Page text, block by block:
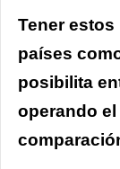
Tener
países
posibilita
operando